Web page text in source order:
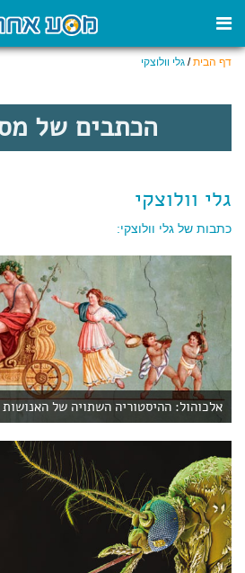
דף הבית/ גלי וולוצקי
הכתבים של
גלי וולוצקי
כתבות של גלי וולוצקי:
אלכוהול: ההיסטוריה השתויה של האנושות